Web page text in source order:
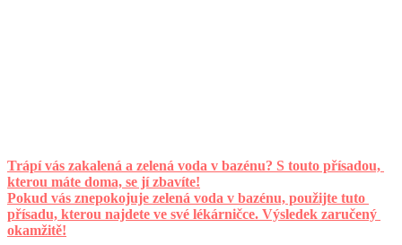
Trápí vás zakalená a zelená voda v bazénu? S touto přísadou,
kterou máte doma, se jí zbavíte!
Pokud vás znepokojuje zelená voda v bazénu, použijte tuto
přísadu, kterou najdete ve své lékárničce. Výsledek zaručený
okamžitě!